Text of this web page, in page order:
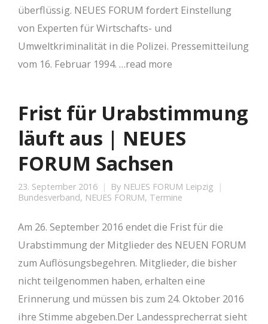
überflüssig. NEUES FORUM fordert Einstellung
von Experten für Wirtschafts- und
Umweltkriminalität in die Polizei. Pressemitteilung
vom 16. Februar 1994. …read more
Frist für Urabstimmung
läuft aus | NEUES
FORUM Sachsen
23. September 2016 By NEUES FORUM Leipzig
Bundesverband, NEUES FORUM, Termine
Am 26. September 2016 endet die Frist für die
Urabstimmung der Mitglieder des NEUEN FORUM
zum Auflösungsbegehren. Mitglieder, die bisher
nicht teilgenommen haben, erhalten eine
Erinnerung und müssen bis zum 24. Oktober 2016
ihre Stimme abgeben.Der Landessprecherrat sieht